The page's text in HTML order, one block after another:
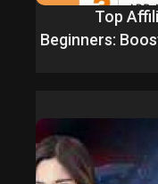
Top
Beginners: